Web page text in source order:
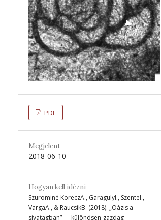
PDF
Megjelent
2018-06-10
Hogyan kell idézni
Szurominé KoreczA., GaragulyI., SzenteI.,
VargaA., & RaucsikB. (2018). „Oázis a
sivatagban” — különösen gazdag